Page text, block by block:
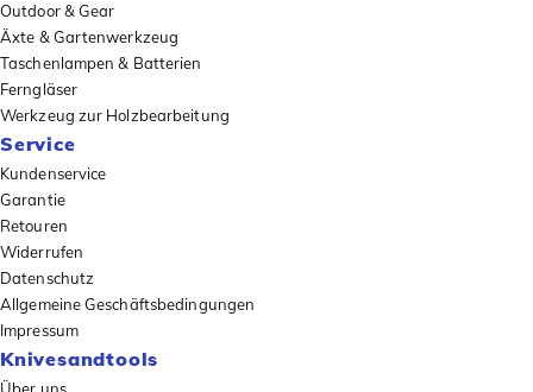
Outdoor & Gear
Äxte & Gartenwerkzeug
Taschenlampen & Batterien
Ferngläser
Werkzeug zur Holzbearbeitung
Service
Kundenservice
Garantie
Retouren
Widerrufen
Datenschutz
Allgemeine Geschäftsbedingungen
Impressum
Knivesandtools